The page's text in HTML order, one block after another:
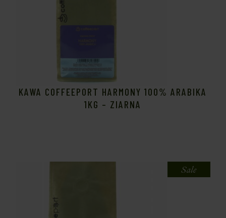
KAWA COFFEEPORT HARMONY 100% ARABIKA
1KG – ZIARNA
Sale